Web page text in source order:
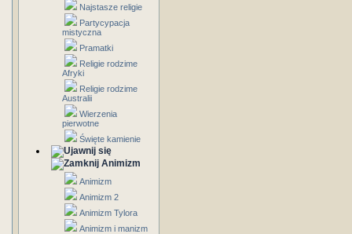
Najstasze religie
Partycypacja
mistyczna
Pramatki
Religie rodzime
Afryki
Religie rodzime
Australii
Wierzenia
pierwotne
Święte kamienie
Animizm
Animizm
Animizm 2
Animizm Tylora
Animizm i manizm